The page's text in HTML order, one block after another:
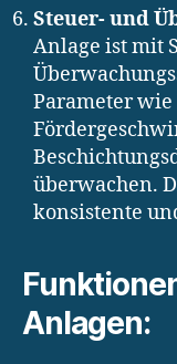
Steuer- und
Anlage ist mit
Parameter
überwachen.
konsistente
Anlagen: